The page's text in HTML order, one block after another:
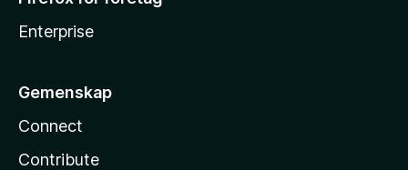
Enterprise
Gemenskap
Connect
Contribute